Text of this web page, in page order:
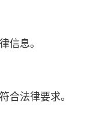
信息。
合法律要求。